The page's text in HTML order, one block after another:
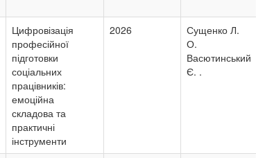
Цифровізація
професійної
підготовки
соціальних
працівників:
емоційна
складова та
практичні
інструменти
2026
Сущенко Л.
О.
Васютинський
Є. .